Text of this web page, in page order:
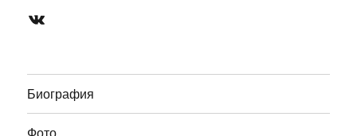
ВКонтакте
Биография